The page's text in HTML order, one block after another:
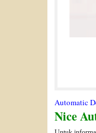
Automatic
Nice